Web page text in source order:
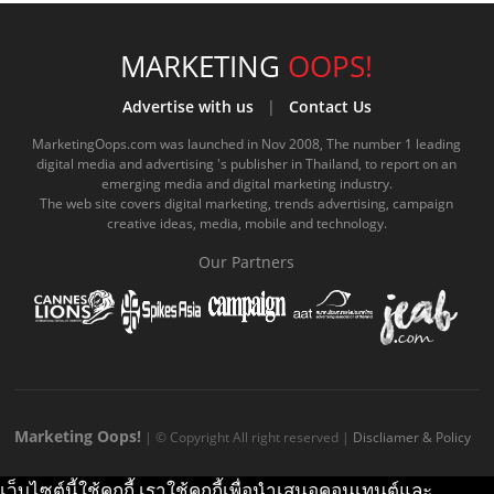
e
b
o
o
k
c
o
t
u
b
e
.
o
o
m
e
m
e
t
a
g
r
a
.
t
o
k
.
c
m
MARKETING OOPS!
Advertise with us| Contact Us
MarketingOops.com was launched in Nov 2008, The number 1 leading
digital media and advertising 's publisher in Thailand, to report on an
emerging media and digital marketing industry.
The web site covers digital marketing, trends advertising, campaign
creative ideas, media, mobile and technology.
Our Partners
Marketing Oops! | © Copyright All right reserved | Discliamer & Policy